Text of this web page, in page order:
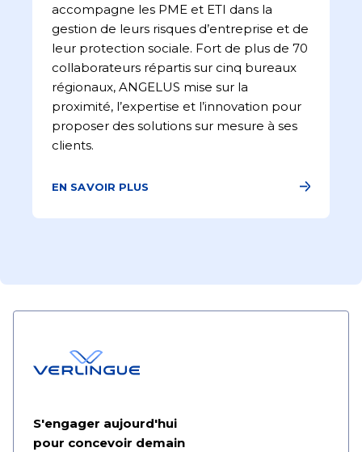
accompagne les PME et ETI dans la
gestion de leurs risques d’entreprise et de
leur protection sociale. Fort de plus de 70
collaborateurs répartis sur cinq bureaux
régionaux, ANGELUS mise sur la
proximité, l’expertise et l’innovation pour
proposer des solutions sur mesure à ses
clients.
EN SAVOIR PLUS
S'engager aujourd'hui
pour concevoir demain